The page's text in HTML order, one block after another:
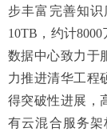
步丰富完善知
10TB，约计
数据中心致力于
力推进清华工程
得突破性进展，
有云混合服务